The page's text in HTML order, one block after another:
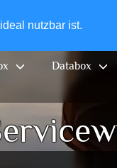
nutzbar ist.
Databox